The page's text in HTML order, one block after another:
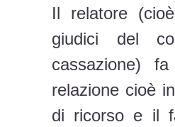
Il relatore
giudici del
cassazione)
relazione cioè
di ricorso e il